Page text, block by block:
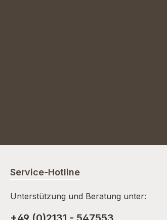
Service-Hotline
Unterstützung und Beratung unter: